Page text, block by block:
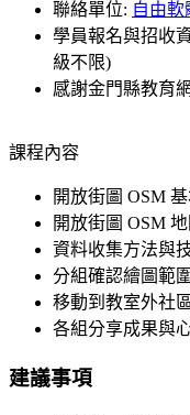
聯絡單位: 自由軟
學員報名與招收
級不限)
感謝金門縣教育
課程內容
開放街圖 OSM
開放街圖 OSM
資料收集方法與
分組確認繪圖範圍
移動到教室外社
各組分享成果與
建議事項